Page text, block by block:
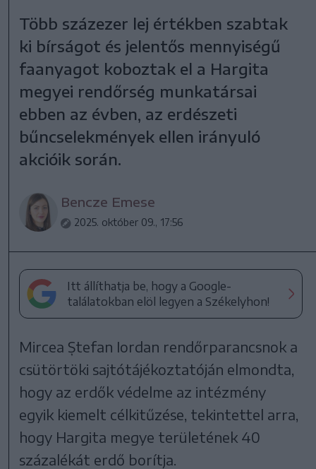
Több százezer lej értékben szabtak
ki bírságot és jelentős mennyiségű
faanyagot koboztak el a Hargita
megyei rendőrség munkatársai
ebben az évben, az erdészeti
bűncselekmények ellen irányuló
akcióik során.
Bencze Emese
2025. október 09., 17:56
Itt állíthatja be, hogy a Google-
találatokban elöl legyen a Székelyhon!
Mircea Ștefan Iordan rendőrparancsnok a
csütörtöki sajtótájékoztatóján elmondta,
hogy az erdők védelme az intézmény
egyik kiemelt célkitűzése, tekintettel arra,
hogy Hargita megye területének 40
százalékát erdő borítja.